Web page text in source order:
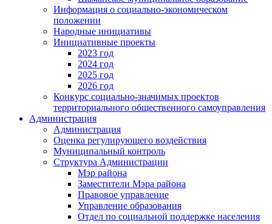
Информация о социально-экономическом
положении
Народные инициативы
Инициативные проекты
2023 год
2024 год
2025 год
2026 год
Конкурс социально-значимых проектов
территориального общественного самоуправления
Администрация
Администрация
Оценка регулирующего воздействия
Муниципальный контроль
Структура Администрации
Мэр района
Заместители Мэра района
Правовое управление
Управление образования
Отдел по социальной поддержке населения